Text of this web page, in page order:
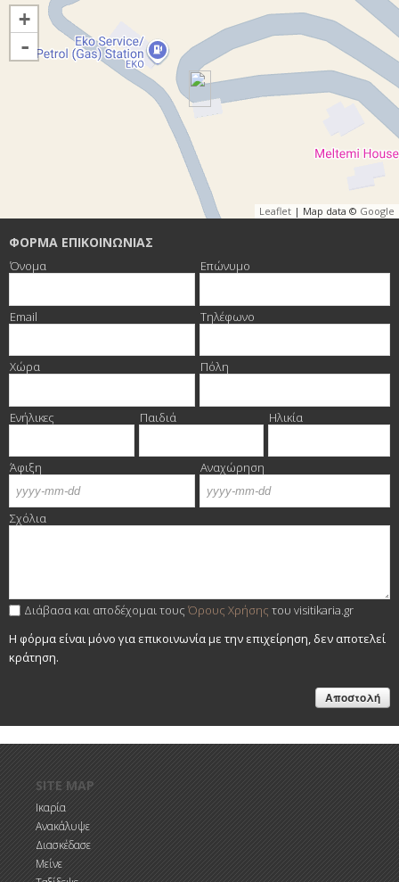
+
-
Leaflet | Map data © Google
ΦΟΡΜΑ ΕΠΙΚΟΙΝΩΝΙΑΣ
Όνομα Επώνυμο
Email Τηλέφωνο
Χώρα Πόλη
Ενήλικες Παιδιά Ηλικία
Άφιξη
Αναχώρηση
Σχόλια
Διάβασα και αποδέχομαι τους Όρους Χρήσης του visitikaria.gr
Η φόρμα είναι μόνο για επικοινωνία με την επιχείρηση, δεν αποτελεί
κράτηση.
SITE MAP
Ικαρία
Ανακάλυψε
Διασκέδασε
Μείνε